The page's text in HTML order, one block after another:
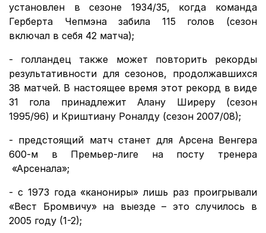
установлен в сезоне 1934/35, когда команда
Герберта Чепмэна забила 115 голов (сезон
включал в себя 42 матча);
- голландец также может повторить рекорды
результативности для сезонов, продолжавшихся
38 матчей. В настоящее время этот рекорд в виде
31 гола принадлежит Алану Ширеру (сезон
1995/96) и Криштиану Роналду (сезон 2007/08);
- предстоящий матч станет для Арсена Венгера
600-м в Премьер-лиге на посту тренера
«Арсенала»;
- с 1973 года «канониры» лишь раз проигрывали
«Вест Бромвичу» на выезде – это случилось в
2005 году (1-2);